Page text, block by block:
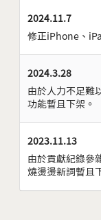
2024.11.7
修正iPhone、
2024.3.28
由於人力不足難
功能暫且下架。
2023.11.13
由於貢獻紀錄參
燒燙燙新詞暫且